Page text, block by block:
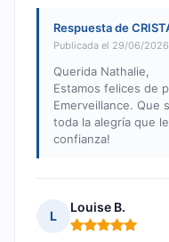
Respuesta de
Publicada el 29/06/2026
Querida Nathalie,
Estamos felices de
Emerveillance. Que
toda la alegría que
confianza!
L
Louise B.
Nota: 5 de 5